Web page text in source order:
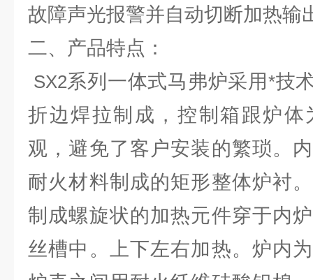
故障声光报警并自动切断加热输
二、产品特点：
SX2系列一体式马弗炉采用 *技
折边焊拉制成，控制箱跟炉体
观，避免了客户安装的繁琐。
耐火材料制成的矩形整体炉衬
制成螺旋状的加热元件穿于内
丝槽中。上下左右加热。炉内